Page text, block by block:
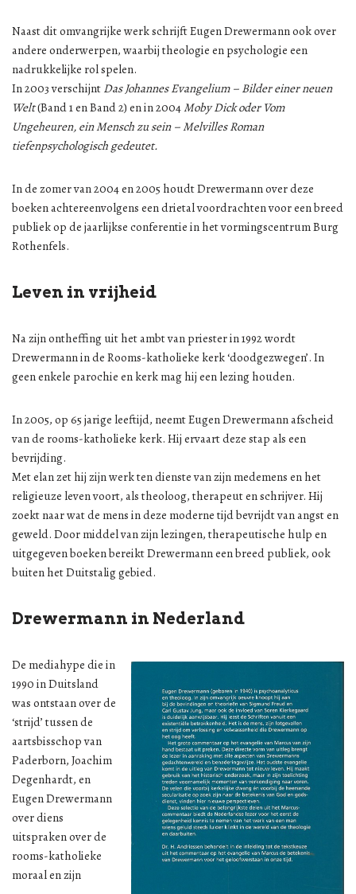
Naast dit omvangrijke werk schrijft Eugen Drewermann ook over
andere onderwerpen, waarbij theologie en psychologie een
nadrukkelijke rol spelen.
In 2003 verschijnt Das Johannes Evangelium – Bilder einer neuen
Welt(Band 1 en Band 2) en in 2004Moby Dick oder Vom
Ungeheuren, ein Mensch zu sein – Melvilles Roman
tiefenpsychologisch gedeutet.
In de zomer van 2004 en 2005 houdt Drewermann over deze
boeken achtereenvolgens een drietal voordrachten voor een breed
publiek op de jaarlijkse conferentie in het vormingscentrum Burg
Rothenfels.
Leven in vrijheid
Na zijn ontheffing uit het ambt van priester in 1992 wordt
Drewermann in de Rooms-katholieke kerk ‘doodgezwegen’. In
geen enkele parochie en kerk mag hij een lezing houden.
In 2005, op 65 jarige leeftijd, neemt Eugen Drewermann afscheid
van de rooms-katholieke kerk. Hij ervaart deze stap als een
bevrijding.
Met elan zet hij zijn werk ten dienste van zijn medemens en het
religieuze leven voort, als theoloog, therapeut en schrijver. Hij
zoekt naar wat de mens in deze moderne tijd bevrijdt van angst en
geweld. Door middel van zijn lezingen, therapeutische hulp en
uitgegeven boeken bereikt Drewermann een breed publiek, ook
buiten het Duitstalig gebied.
Drewermann in Nederland
De mediahype die in
1990 in Duitsland
was ontstaan over de
‘strijd’ tussen de
aartsbisschop van
Paderborn, Joachim
Degenhardt, en
Eugen Drewermann
over diens
uitspraken over de
rooms-katholieke
moraal en zijn